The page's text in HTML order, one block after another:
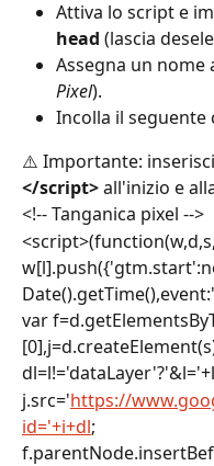
Attiva lo script e
head (lascia
Assegna un nome
Pixel).
Incolla il seguente
⚠️ Importante:
</script> all'inizio e
<!-- Tanganica pixel -->
var
j.src='https://
id='+i+dl;